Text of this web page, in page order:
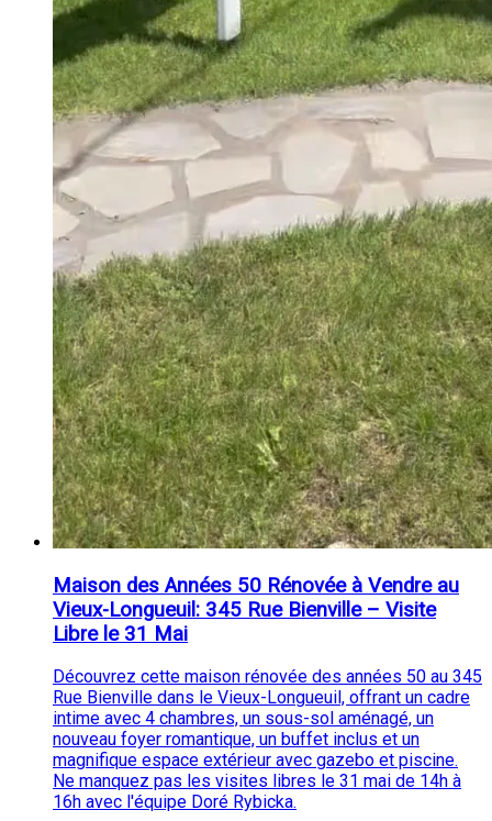
Maison des Années 50 Rénovée à Vendre au
Vieux-Longueuil: 345 Rue Bienville – Visite
Libre le 31 Mai
Découvrez cette maison rénovée des années 50 au 345
Rue Bienville dans le Vieux-Longueuil, offrant un cadre
intime avec 4 chambres, un sous-sol aménagé, un
nouveau foyer romantique, un buffet inclus et un
magnifique espace extérieur avec gazebo et piscine.
Ne manquez pas les visites libres le 31 mai de 14h à
16h avec l'équipe Doré Rybicka.